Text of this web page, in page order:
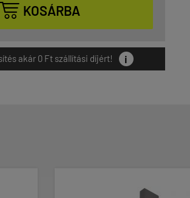
 KOSÁRBA
akár 0 Ft szállítási díjért! i